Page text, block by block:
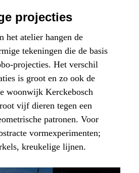
projecties
het atelier hangen de
tekeningen die de basis
projecties. Het verschil
is groot en zo ook de
woonwijk Kerckebosch
vijf dieren tegen een
patronen. Voor
vormexperimenten;
kreukelige lijnen.